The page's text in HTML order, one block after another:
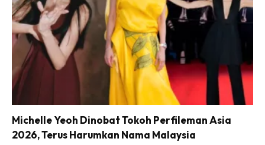
Michelle Yeoh Dinobat Tokoh Perfileman Asia
2026, Terus Harumkan Nama Malaysia